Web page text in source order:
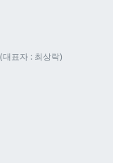
표자 : 최상락)